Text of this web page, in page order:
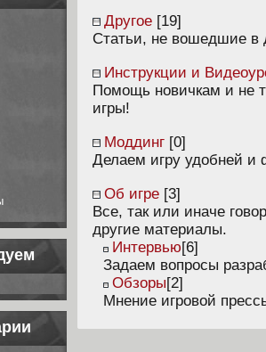
Другое [19]
Статьи, не вошедшие в
Инструкции и
Помощь новичкам и не
игры!
Моддинг [0]
Делаем игру удобней и
Об игре [3]
Все, так или иначе
другие материалы.
Интервью[6]
Задаем вопросы
Обзоры[2]
Мнение игровой